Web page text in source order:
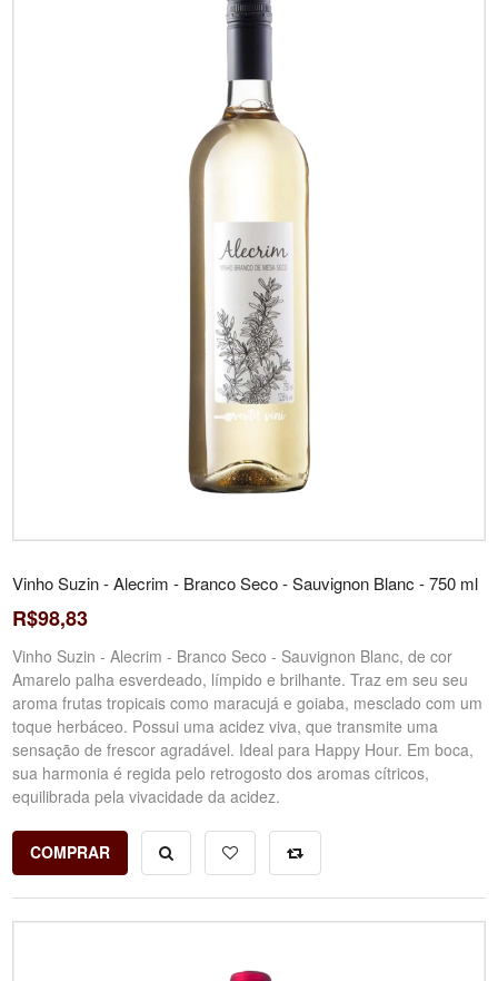
Vinho Suzin - Alecrim - Branco Seco - Sauvignon Blanc - 750 ml
R$98,83
Vinho Suzin - Alecrim - Branco Seco - Sauvignon Blanc, de cor
Amarelo palha esverdeado, límpido e brilhante. Traz em seu seu
aroma frutas tropicais como maracujá e goiaba, mesclado com um
toque herbáceo. Possui uma acidez viva, que transmite uma
sensação de frescor agradável. Ideal para Happy Hour. Em boca,
sua harmonia é regida pelo retrogosto dos aromas cítricos,
equilibrada pela vivacidade da acidez.
COMPRAR